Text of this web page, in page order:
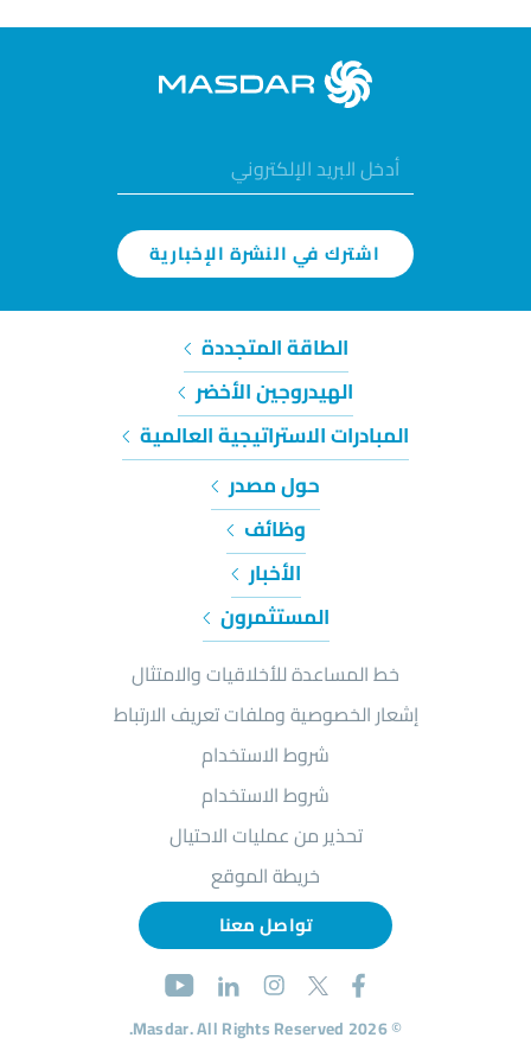
اشترك في النشرة الإخبارية
الطاقة المتجددة
الهيدروجين الأخضر
المبادرات الاستراتيجية العالمية
حول مصدر
وظائف
الأخبار
المستثمرون
خط المساعدة للأخلاقيات والامتثال
إشعار الخصوصية وملفات تعريف الارتباط
شروط الاستخدام
شروط الاستخدام
تحذير من عمليات الاحتيال
خريطة الموقع
تواصل معنا
© 2026 Masdar. All Rights Reserved.